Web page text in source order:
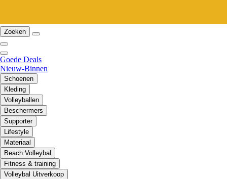
Zoeken
Goede Deals
Nieuw-Binnen
Schoenen
Kleding
Volleyballen
Beschermers
Supporter
Lifestyle
Materiaal
Beach Volleybal
Fitness & training
Volleybal Uitverkoop